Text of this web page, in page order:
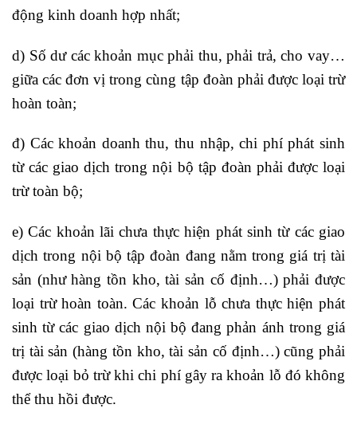
động kinh doanh hợp nhất;
d) Số dư các khoản mục phải thu, phải trả, cho vay…
giữa các đơn vị trong cùng tập đoàn phải được loại trừ
hoàn toàn;
đ) Các khoản doanh thu, thu nhập, chi phí phát sinh
từ các giao dịch trong nội bộ tập đoàn phải được loại
trừ toàn bộ;
e) Các khoản lãi chưa thực hiện phát sinh từ các giao
dịch trong nội bộ tập đoàn đang nằm trong giá trị tài
sản (như hàng tồn kho, tài sản cố định…) phải được
loại trừ hoàn toàn. Các khoản lỗ chưa thực hiện phát
sinh từ các giao dịch nội bộ đang phản ánh trong giá
trị tài sản (hàng tồn kho, tài sản cố định…) cũng phải
được loại bỏ trừ khi chi phí gây ra khoản lỗ đó không
thể thu hồi được.